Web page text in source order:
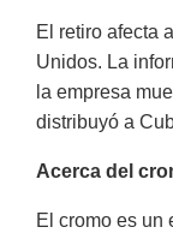
El retiro afecta
Unidos. La
la empresa
distribuyó a
Acerca del
El cromo es un